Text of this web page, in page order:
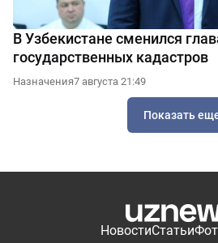
В Узбекистане сменился
государственных кадастров
Назначения7 августа 21:49
Показать
НовостиСтатьи